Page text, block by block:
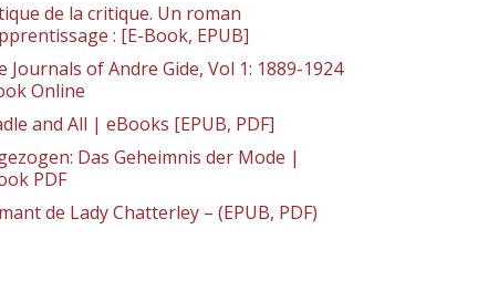
de la critique. Un roman
: [E-Book, EPUB]
Journals of Andre Gide, Vol 1: 1889-1924
Online
and All | eBooks [EPUB, PDF]
Das Geheimnis der Mode |
PDF
de Lady Chatterley – (EPUB, PDF)